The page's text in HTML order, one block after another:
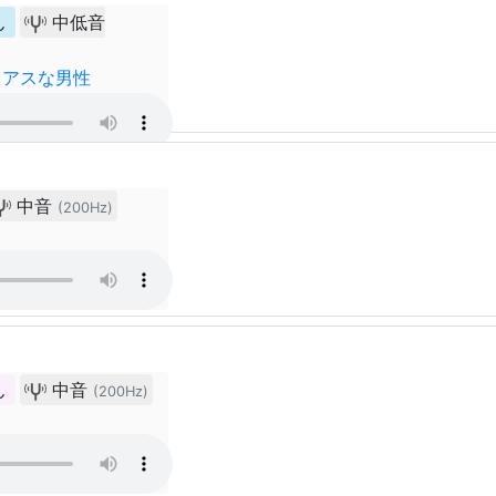
中低音
スな男性
中音 (200Hz)
中音 (200Hz)